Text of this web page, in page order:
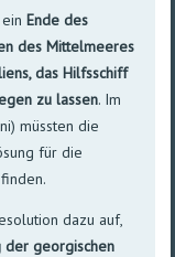
Ende des
des Mittelmeeres
das Hilfsschiff
zu lassen. Im
müssten die
für die
finden.
dazu auf,
der georgischen